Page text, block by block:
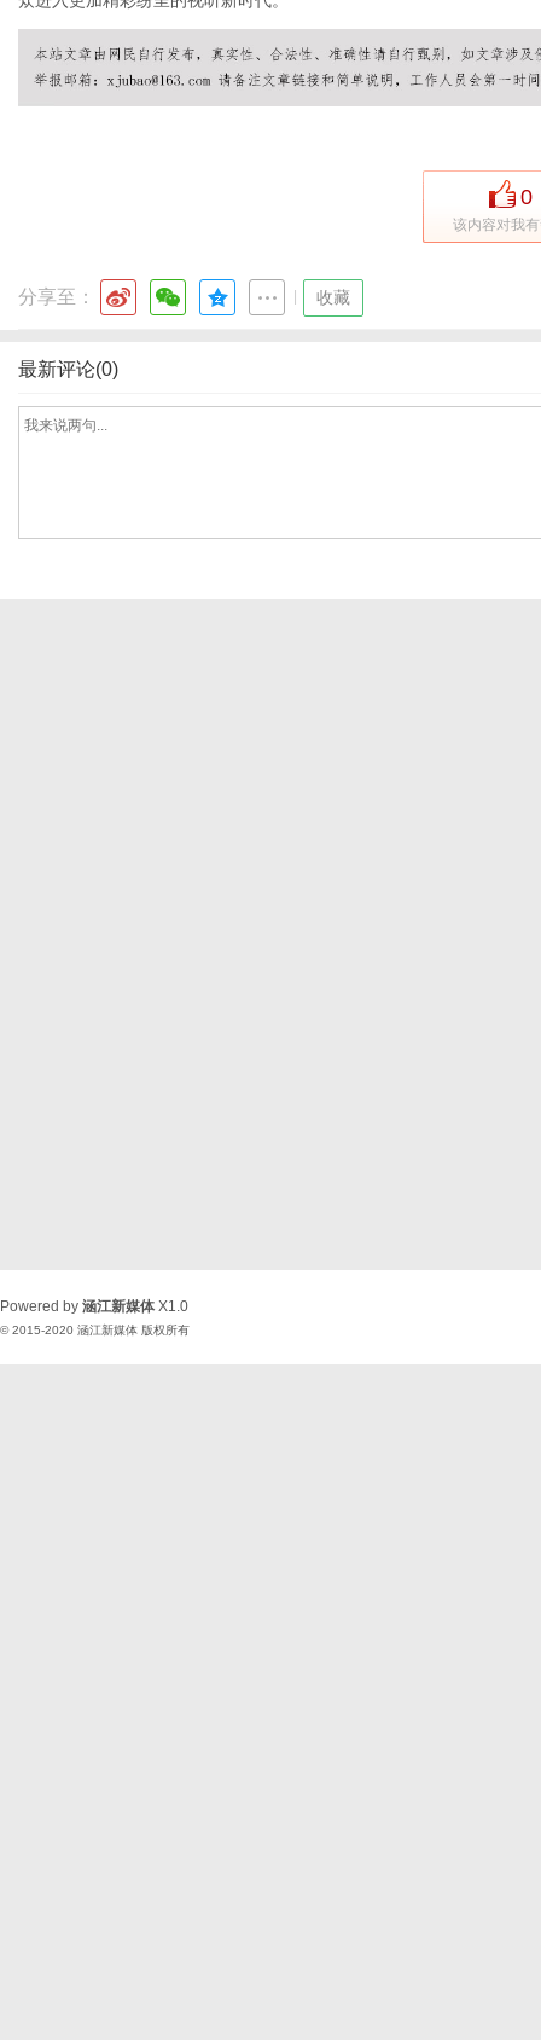
0
该内容对我
分享至： 收藏
最新评论(0)
Powered by 涵江新媒体 X1.0
© 2015-2020 涵江新媒体 版权所有